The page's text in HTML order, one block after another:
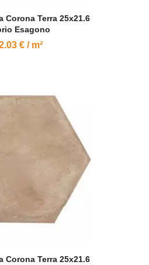
Corona Terra 25x21.6
Esagono
€ / m²
Corona Terra 25x21.6